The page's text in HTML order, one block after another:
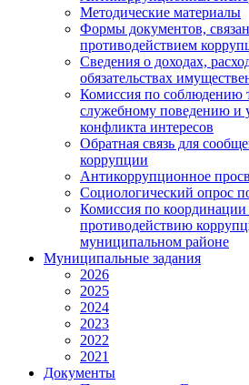
Методические материалы
Формы документов,
противодействием
Сведения о доходах,
обязательствах
Комиссия по соблюдению
служебному поведению и
конфликта интересов
Обратная связь для
коррупции
Антикоррупционное
Социологический опрос
Комиссия по
противодействию
муниципальном районе
Муниципальные задания
2026
2025
2024
2023
2022
2021
Документы